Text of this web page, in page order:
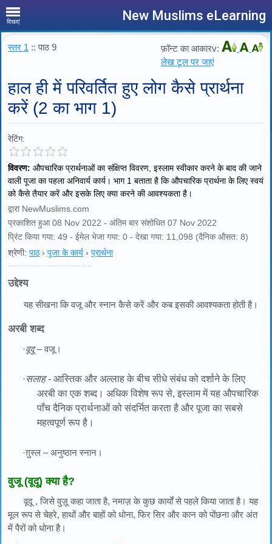
दिखाएं New Muslims eLearning
स्तर 1 :: पाठ 9
फ़ॉन्ट का आकारv:
लेख टूल पर जाएं
हाल ही में परिवर्तित हुए लोग कैसे प्रार्थना
करें (2 का भाग 1)
रेटिंग:
विवरण: औपचारिक प्रार्थनाओं का संक्षिप्त विवरण, इस्लाम स्वीकार करने के बाद की जाने
वाली पूजा का पहला अनिवार्य कार्य। भाग 1 बताता है कि औपचारिक प्रार्थना के लिए स्वयं
को कैसे तैयार करें और इसके लिए क्या करने की आवश्यकता है।
द्वारा NewMuslims.com
प्रकाशित हुआ 08 Nov 2022 - अंतिम बार संशोधित 07 Nov 2022
प्रिंट किया गया: 49 - ईमेल भेजा गया: 0 - देखा गया: 11,098 (दैनिक औसत: 8)
श्रेणी: पाठ› पूजा के कार्य › प्रार्थना
उद्देश्य
यह सीखना कि वजू और स्नान कैसे करें और कब इसकी आवश्यकता होती है।
अरबी शब्द
·वूदू– वजू।
·सलाह- आस्तिक और अल्लाह के बीच सीधे संबंध को दर्शाने के लिए
अरबी का एक शब्द। अधिक विशेष रूप से, इस्लाम में यह औपचारिक
पाँच दैनिक प्रार्थनाओं को संदर्भित करता है और पूजा का सबसे
महत्वपूर्ण रूप है।
·ग़ुस्ल – अनुष्ठान स्नान।
वुजू (वूदू) क्या है?
वूदू , जिसे वुज़ू कहा जाता है, नमाज़ के कुछ कार्यों से पहले किया जाता है। यह
मूल रूप से चेहरे, हाथों और बाहों को धोना, फिर सिर और कान को पोंछना और अंत
में पैरों को धोना है।